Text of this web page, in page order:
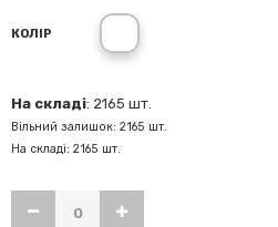
КОЛІР
На складі: 2165 шт.
Вільний залишок: 2165 шт.
На складі: 2165 шт.